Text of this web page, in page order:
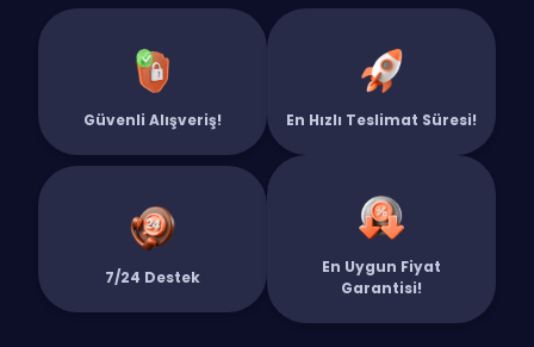
PUBG Mobile UC: Royale Pass'i fullemek ve özel sandıkları açmak için
en uygun fiyatlı UC paketlerini anında satın alın.
League of Legends RP (Riot Points): Şampiyon ve kostüm
Knight Online: Gold Bar (GB), Premium ve Cash ihtiyaçlarınız için en
güvenilir adres.
Bunların yanı sıra Steam Cüzdan Kodu, Google Play ve App Store
hediye kartları, Mobile Legends Elmas ve daha yüzlerce farklı
platform için dijital kodları kategorilerimiz arasında bulabilirsiniz.
Tüm ürünlerimizde 7/24 canlı destek ve güvenli ödeme altyapısı
standarttır. Hemen kategorilerimizi keşfedin ve aradığınız ürüne
saniyeler içinde sahip olun!`
Güvenli Alışveriş! En Hızlı Teslimat Süresi!
7/24 Destek
En Uygun Fiyat
Garantisi!